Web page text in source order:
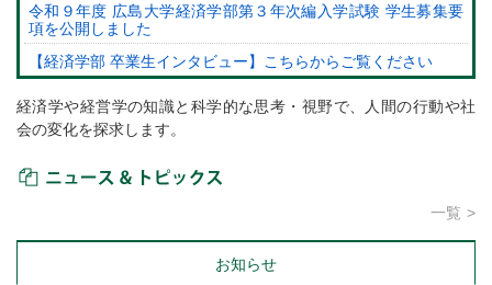
令和９年度 広島大学経済学部第３年次編入学試験 学生募集要
項を公開しました
【経済学部 卒業生インタビュー】こちらからご覧ください
経済学や経営学の知識と科学的な思考・視野で、人間の行動や社
会の変化を探求します。
一覧
お知らせ